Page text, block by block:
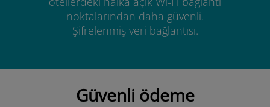
noktalarından daha güvenli.
Şifrelenmiş veri bağlantısı.
Güvenli ödeme